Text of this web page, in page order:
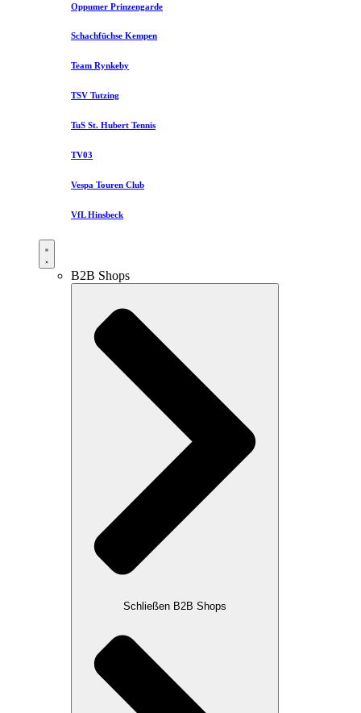
Oppumer Prinzengarde
Schachfüchse Kempen
Team Rynkeby
TSV Tutzing
TuS St. Hubert Tennis
TV03
Vespa Touren Club
VfL Hinsbeck
B2B Shops
Schließen B2B Shops